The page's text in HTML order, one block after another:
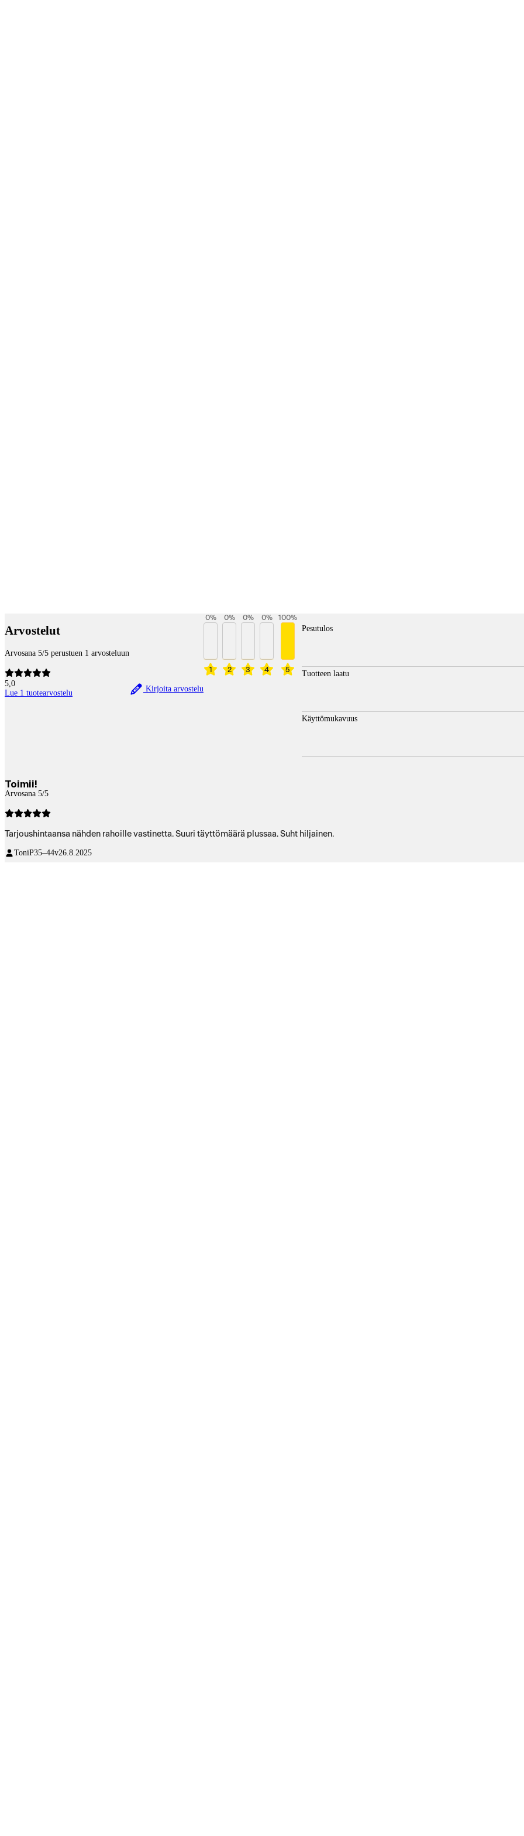
Arvostelut
Arvosana 5/5 perustuen 1 arvosteluun
5,0
Lue 1 tuotearvostelu
Kirjoita arvostelu
1
0%
2
0%
3
0%
4
0%
5
100%
Pesutulos
Tuotteen laatu
Käyttömukavuus
Toimii!
Arvosana 5/5
Tarjoushintaansa nähden rahoille vastinetta. Suuri täyttömäärä plussaa. Suht hiljainen.
ToniP35–44v26.8.2025